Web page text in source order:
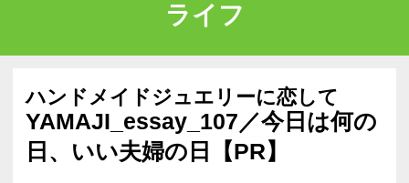
ライフ
ハンドメイドジュエリーに恋して
YAMAJI_essay_107／今日は何の
日、いい夫婦の日【PR】